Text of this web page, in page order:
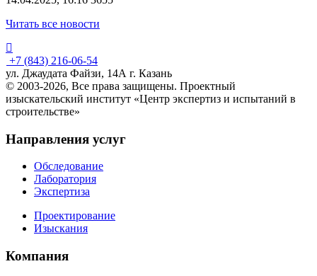
Читать все новости
+7 (843) 216-06-54
ул. Джаудата Файзи, 14А г. Казань
© 2003-2026, Все права защищены. Проектный
изыскательский институт «Центр экспертиз и испытаний в
строительстве»
Направления услуг
Обследование
Лаборатория
Экспертиза
Проектирование
Изыскания
Компания